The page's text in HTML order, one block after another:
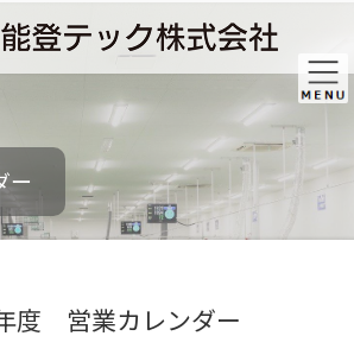
ー
度 営業カレンダー